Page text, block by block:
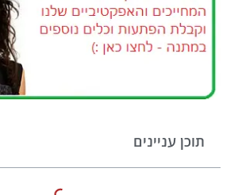
תוכן עניינים